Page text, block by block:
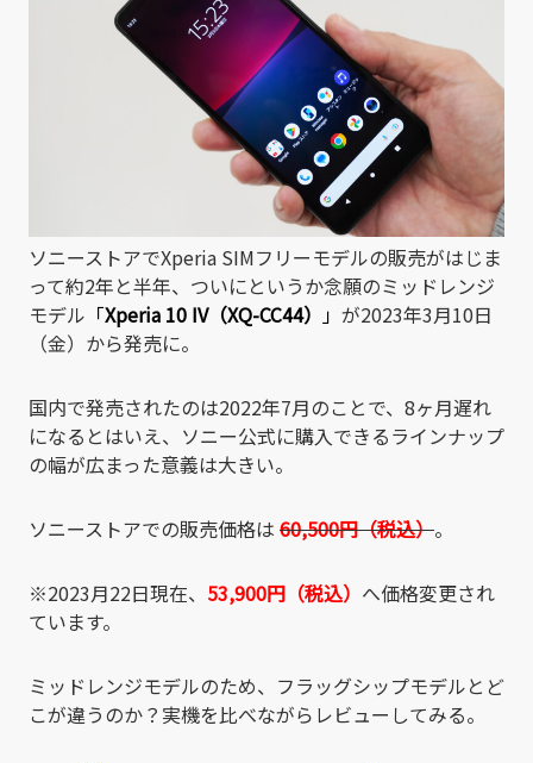
ソニーストアでXperia SIMフリーモデルの販売がはじま
って約2年と半年、ついにというか念願のミッドレンジ
モデル 「Xperia 10 IV（XQ-CC44） 」 が2023年3月10日
（金）から発売に。
国内で発売されたのは2022年7月のことで、8ヶ月遅れ
になるとはいえ、ソニー公式に購入できるラインナップ
の幅が広まった意義は大きい。
ソニーストアでの販売価格は 60,500円（税込）。
※2023月22日現在、 53,900円（税込） へ価格変更され
ています。
ミッドレンジモデルのため、フラッグシップモデルとど
こが違うのか？実機を比べながらレビューしてみる。